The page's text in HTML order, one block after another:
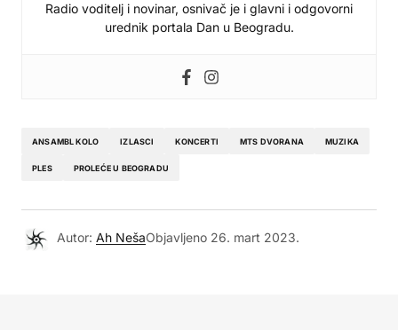
Radio voditelj i novinar, osnivač je i glavni i odgovorni
urednik portala Dan u Beogradu.
ANSAMBL KOLO IZLASCI KONCERTI MTS DVORANA MUZIKA
PLES PROLEĆE U BEOGRADU
Autor: Ah NešaObjavljeno 26. mart 2023.